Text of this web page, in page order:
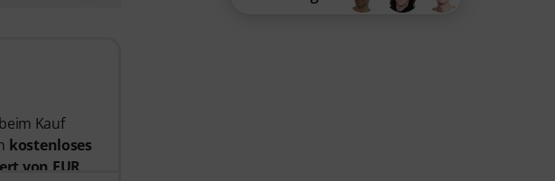
Kauf
kostenloses
von EUR